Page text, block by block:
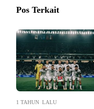
Pos Terkait
1 TAHUN LALU